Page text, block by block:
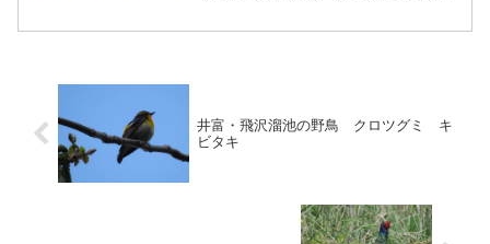
井富・飛沢溜池の野鳥 クロツグミ キ
ビタキ